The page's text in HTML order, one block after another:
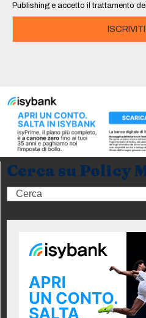
Publishing e accetto il trattamento
Cerca su Policy
Search